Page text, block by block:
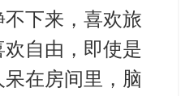
不下来，喜欢旅
自由，即使是
呆在房间里，脑